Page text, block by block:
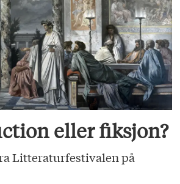
eller fiksjon?
Litteraturfestivalen på